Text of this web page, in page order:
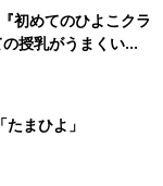
初めてのひよこクラ
授乳がうまくい
のトラブル 解決テ
まひよ」